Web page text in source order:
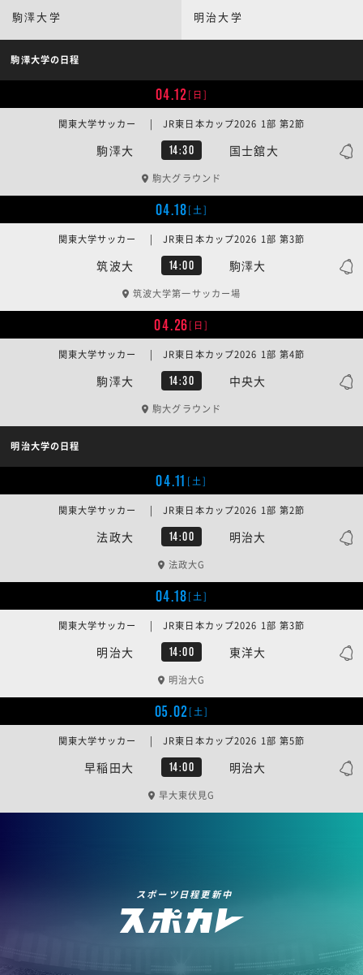
駒澤大学 明治大学
駒澤大学の日程
04.12[日]
駒澤大 14:30 国士舘大
関東大学サッカー | JR東日本カップ2026 1部 第2節
駒大グラウンド
04.18[土]
筑波大 14:00 駒澤大
関東大学サッカー | JR東日本カップ2026 1部 第3節
筑波大学第一サッカー場
04.26[日]
駒澤大 14:30 中央大
関東大学サッカー | JR東日本カップ2026 1部 第4節
駒大グラウンド
明治大学の日程
04.11 [土]
法政大 14:00 明治大
関東大学サッカー | JR東日本カップ2026 1部 第2節
法政大G
04.18[土]
明治大 14:00 東洋大
関東大学サッカー | JR東日本カップ2026 1部 第3節
明治大G
05.02[土]
早稲田大 14:00 明治大
関東大学サッカー | JR東日本カップ2026 1部 第5節
早大東伏見G
スポーツ日程更新中